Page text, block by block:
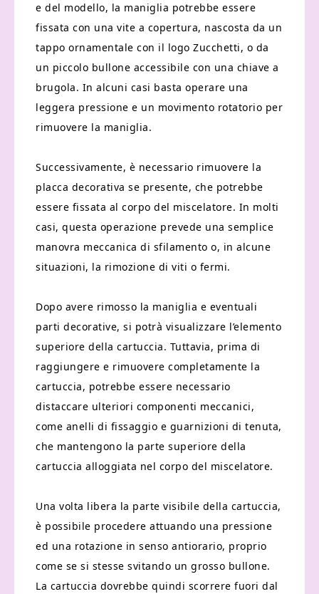
e del modello, la maniglia potrebbe essere
fissata con una vite a copertura, nascosta da un
tappo ornamentale con il logo Zucchetti, o da
un piccolo bullone accessibile con una chiave a
brugola. In alcuni casi basta operare una
leggera pressione e un movimento rotatorio per
rimuovere la maniglia.
Successivamente, è necessario rimuovere la
placca decorativa se presente, che potrebbe
essere fissata al corpo del miscelatore. In molti
casi, questa operazione prevede una semplice
manovra meccanica di sfilamento o, in alcune
situazioni, la rimozione di viti o fermi.
Dopo avere rimosso la maniglia e eventuali
parti decorative, si potrà visualizzare l’elemento
superiore della cartuccia. Tuttavia, prima di
raggiungere e rimuovere completamente la
cartuccia, potrebbe essere necessario
distaccare ulteriori componenti meccanici,
come anelli di fissaggio e guarnizioni di tenuta,
che mantengono la parte superiore della
cartuccia alloggiata nel corpo del miscelatore.
Una volta libera la parte visibile della cartuccia,
è possibile procedere attuando una pressione
ed una rotazione in senso antiorario, proprio
come se si stesse svitando un grosso bullone.
La cartuccia dovrebbe quindi scorrere fuori dal